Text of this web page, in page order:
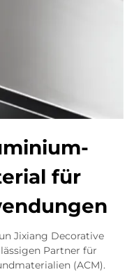
für
Jixiang Decorative
Partner für
(ACM).